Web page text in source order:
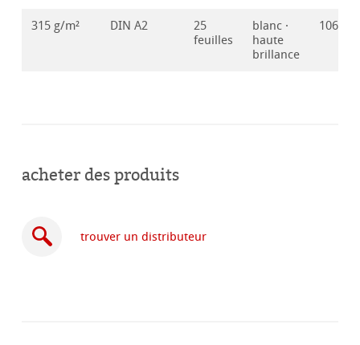
315 g/m² DIN A2
25
feuilles
blanc ·
haute
brillance
acheter des produits
trouver un distributeur